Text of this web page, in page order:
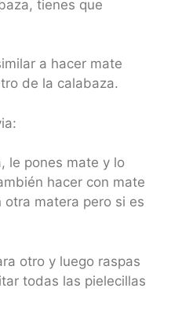
tienes que
a hacer mate
de la calabaza.
le pones mate y lo
hacer con mate
otra matera pero si es
otro y luego raspas
todas las pielecillas